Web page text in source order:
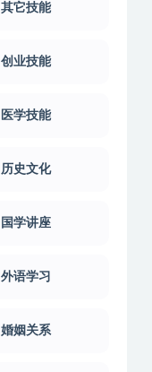
其它技能
创业技能
医学技能
历史文化
国学讲座
外语学习
婚姻关系